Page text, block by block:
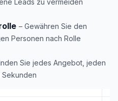
Leads zu vermeiden
– Gewähren Sie den
Personen nach Rolle
Sie jedes Angebot, jeden